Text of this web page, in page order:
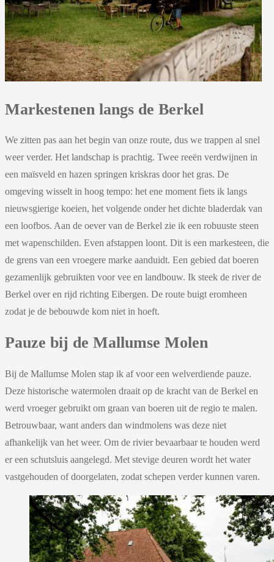
Markestenen langs de Berkel
We zitten pas aan het begin van onze route, dus we trappen al snel
weer verder. Het landschap is prachtig. Twee reeën verdwijnen in
een maïsveld en hazen springen kriskras door het gras. De
omgeving wisselt in hoog tempo: het ene moment fiets ik langs
nieuwsgierige koeien, het volgende onder het dichte bladerdak van
een loofbos. Aan de oever van de Berkel zie ik een robuuste steen
met wapenschilden. Even afstappen loont. Dit is een markesteen, die
de grens van een vroegere marke aanduidt. Een gebied dat boeren
gezamenlijk gebruikten voor vee en landbouw. Ik steek de river de
Berkel over en rijd richting Eibergen. De route buigt eromheen
zodat je de bebouwde kom niet in hoeft.
Pauze bij de Mallumse Molen
Bij de Mallumse Molen stap ik af voor een welverdiende pauze.
Deze historische watermolen draait op de kracht van de Berkel en
werd vroeger gebruikt om graan van boeren uit de regio te malen.
Betrouwbaar, want anders dan windmolens was deze niet
afhankelijk van het weer. Om de rivier bevaarbaar te houden werd
er een schutsluis aangelegd. Met stevige deuren wordt het water
vastgehouden of doorgelaten, zodat schepen verder kunnen varen.